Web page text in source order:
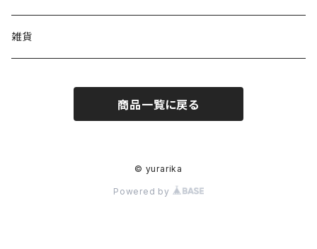
ショルダーバッグ（型紙）
いろんな形のバッグ（型紙）
ファスナーポーチ（型紙）
巾着袋・布袋（型紙）
水筒・ペットボトルのケース（型紙）
インテリア（型紙）
その他の布小物（型紙）
キット
バッグ
雑貨
商品一覧に戻る
© yurarika
Powered by